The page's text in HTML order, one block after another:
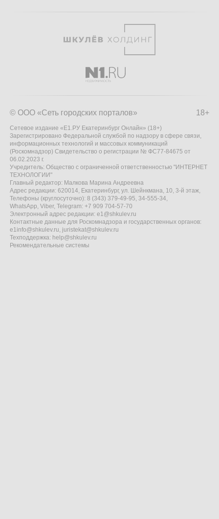
18+
© ООО «Сеть городских порталов»
Сетевое издание «Е1.РУ Екатеринбург Онлайн» (18+)
Зарегистрировано Федеральной службой по надзору в сфере связи,
информационных технологий и массовых коммуникаций
(Роскомнадзор) Свидетельство о регистрации № ФС77-84675 от
06.02.2023 г.
Учредитель: Общество с ограниченной ответственностью "ИНТЕРНЕТ
ТЕХНОЛОГИИ"
Главный редактор: Малкова Марина Андреевна
Адрес редакции: 620014, Екатеринбург, ул. Шейнкмана, 10, 3-й этаж,
Телефоны (круглосуточно): 8 (343) 379-49-95, 34-555-34,
WhatsApp, Viber, Telegram: +7 909 704-57-70
Электронный адрес редакции: e1@shkulev.ru
Контактные данные для Роскомнадзора и государственных органов:
e1info@shkulev.ru, juristekat@shkulev.ru
Техподдержка: help@shkulev.ru
Рекомендательные системы